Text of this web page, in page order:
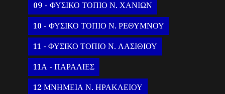
09 - ΦΥΣΙΚΟ ΤΟΠΙΟ Ν. ΧΑΝΙΩΝ
10 - ΦΥΣΙΚΟ ΤΟΠΙΟ Ν. ΡΕΘΥΜΝΟΥ
11 - ΦΥΣΙΚΟ ΤΟΠΙΟ Ν. ΛΑΣΙΘΙΟΥ
11Α - ΠΑΡΑΛΙΕΣ
12 ΜΝΗΜΕΙΑ Ν. ΗΡΑΚΛΕΙΟΥ